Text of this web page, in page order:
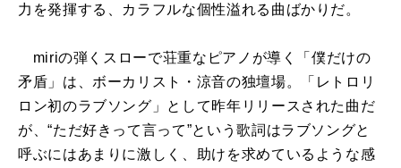
力を発揮する、カラフルな個性溢れる曲ばかりだ。
miriの弾くスローで荘重なピアノが導く「僕だけの
矛盾」は、ボーカリスト・涼音の独壇場。「レトロリ
ロン初のラブソング」として昨年リリースされた曲だ
が、“ただ好きって言って”という歌詞はラブソングと
呼ぶにはあまりに激しく、助けを求めているような感